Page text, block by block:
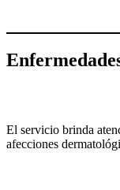
El servicio brinda
afecciones